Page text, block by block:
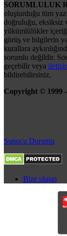
SORUMLULUK
oluşturduğu tüm
doğruluğu, eksiksiz
yükümlülükler
görüş ve bilgilerin
kurallara
sorumlu değildir.
geçebilir veya
bildirebilirsiniz.
Copyright © 1999
Sunucu Durumu
Bize ulaşın